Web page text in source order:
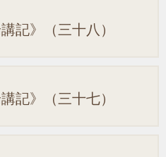
記》（三十八）
記》（三十七）